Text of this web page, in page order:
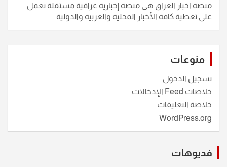
منصة اخبار العراق هي منصة إخبارية عراقية مستقلة تعمل
على تغطية كافة الأخبار المحلية والعربية والدولية
منوعات
تسجيل الدخول
خلاصات Feed الإدخالات
خلاصة التعليقات
WordPress.org
فديوهات